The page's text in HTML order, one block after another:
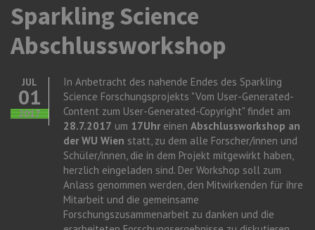
Sparkling Science
Abschlussworkshop
JUL
01
2017
In Anbetracht des nahende Endes des Sparkling
Science Forschungsprojekts "Vom User-Generated-
Content zum User-Generated-Copyright" findet am
28.7.2017 um 17Uhr einen Abschlussworkshop an
der WU Wien statt, zu dem alle Forscher/innen und
Schüler/innen, die in dem Projekt mitgewirkt haben,
herzlich eingeladen sind. Der Workshop soll zum
Anlass genommen werden, den Mitwirkenden für ihre
Mitarbeit und die gemeinsame
Forschungszusammenarbeit zu danken und die